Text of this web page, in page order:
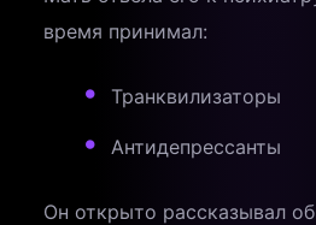
время принимал:
Транквилизаторы
Антидепрессанты
Он открыто рассказывал